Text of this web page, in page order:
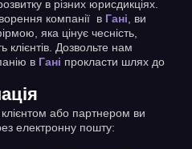
в різних юрисдикціях.
компанії в Гані , ви
яка цінує чесність,
клієнтів. Дозвольте нам
в Гані прокласти шлях до
або партнером ви
електронну пошту: